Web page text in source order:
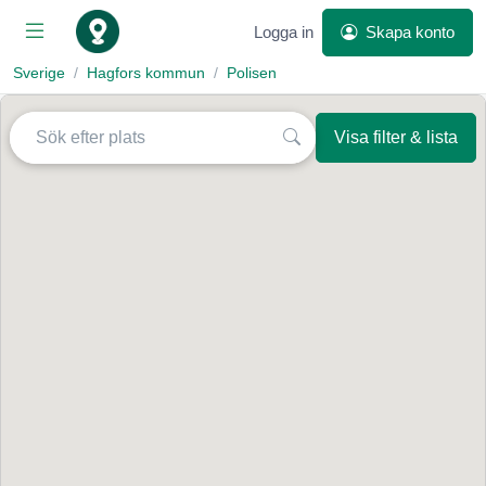
Logga in Skapa konto
Sverige Hagfors kommun Polisen
Visa filter & lista